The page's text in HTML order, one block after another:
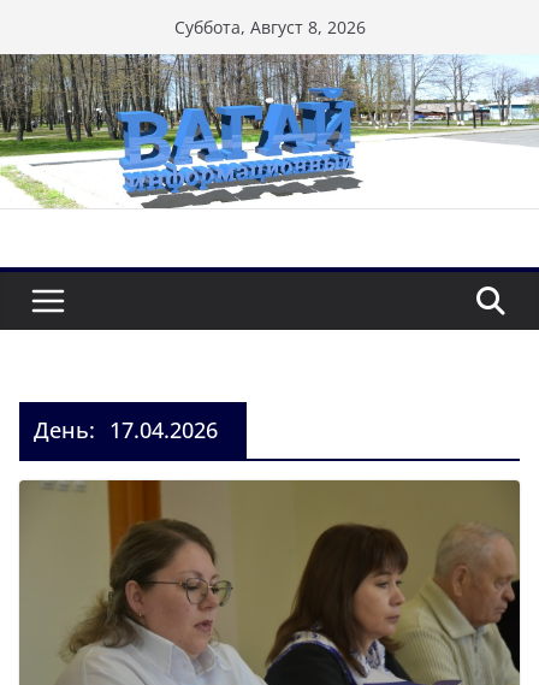
к
содержимому
Суббота, Август 8, 2026
День: 17.04.2026